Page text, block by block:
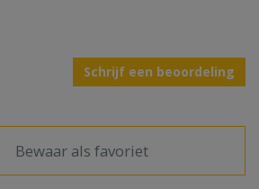
Schrijf een beoordeling
Bewaar als favoriet